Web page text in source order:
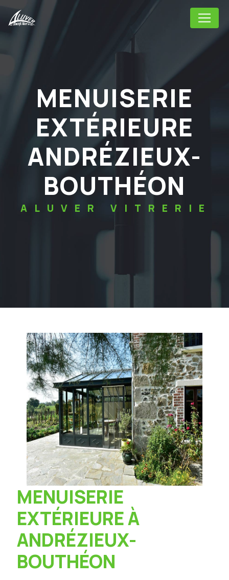
MENUISERIE
EXTÉRIEURE
ANDRÉZIEUX-
BOUTHÉON
ALUVER VITRERIE
MENUISERIE
EXTÉRIEURE À
ANDRÉZIEUX-
BOUTHÉON
Panneau de gestion des cookies